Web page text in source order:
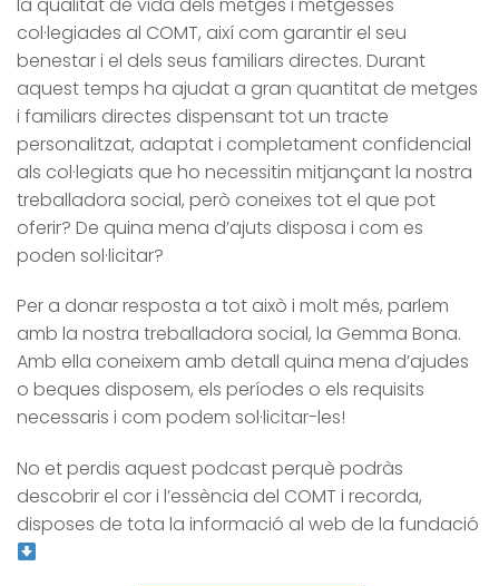
col·legiades al COMT, així com garantir el seu
benestar i el dels seus familiars directes. Durant
aquest temps ha ajudat a gran quantitat de metges
i familiars directes dispensant tot un tracte
personalitzat, adaptat i completament confidencial
als col·legiats que ho necessitin mitjançant la nostra
treballadora social, però coneixes tot el que pot
oferir? De quina mena d’ajuts disposa i com es
poden sol·licitar?
Per a donar resposta a tot això i molt més, parlem
amb la nostra treballadora social, la Gemma Bona.
Amb ella coneixem amb detall quina mena d’ajudes
o beques disposem, els períodes o els requisits
necessaris i com podem sol·licitar-les!
No et perdis aquest podcast perquè podràs
descobrir el cor i l’essència del COMT i recorda,
disposes de tota la informació al web de la fundació